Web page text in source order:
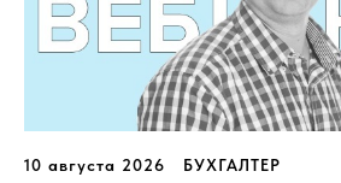
10 августа 2026 БУХГАЛТЕР